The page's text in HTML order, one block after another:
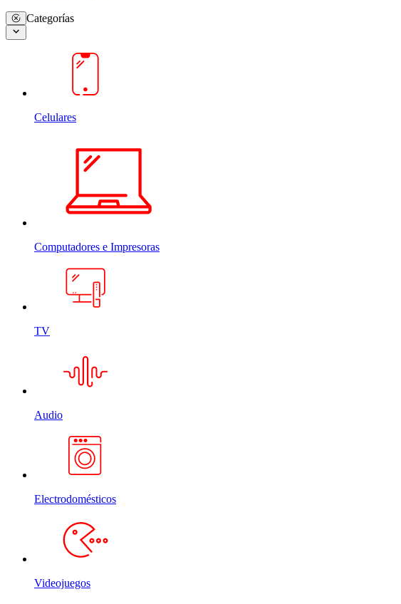
Categorías
Celulares
Computadores e Impresoras
TV
Audio
Electrodomésticos
Videojuegos